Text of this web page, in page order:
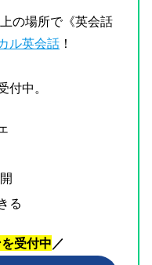
の場所で《英会話
ル英会話 ！
中。
る
受付中／